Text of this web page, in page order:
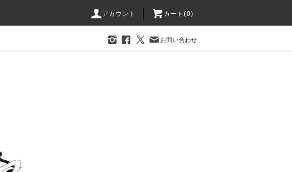
アカウント カート(0)
お問い合わせ